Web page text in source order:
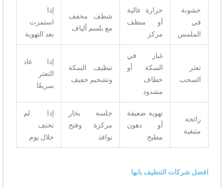
خشونة
في
الملمس
حرارة عالية
أو منظف
مركز
شطف مخفف
مع بلسم ألياف
إذا
استمرت
بعد التهوية
تعثر
السحب
غبار في
السكة أو
خطاف
مشدود
تنظيف السكة
وتشحيم خفيف
إذا عاد
التعثر
سريعًا
رائحة
متبقية
تهوية ضعيفة
أو دهون
مطبخ
جلسة بخار
مركزة وفتح
نوافذ
إذا لم
تختف
خلال يوم
افضل شركات التنظيف بابها